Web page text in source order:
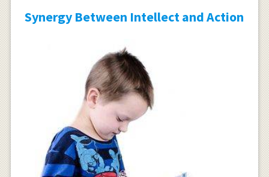
Synergy Between Intellect and Action